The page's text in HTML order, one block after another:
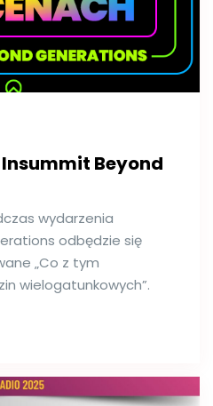
Beyond
wydarzenia
odbędzie się
„Co z tym
wielogatunkowych”.